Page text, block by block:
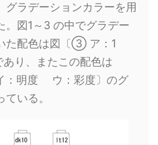
グラデーションカラーを用
。図1～3 の中でグラデー
た配色は図〔③ ア：1
り、またこの配色は
明度 ウ：彩度〕のグ
いる。